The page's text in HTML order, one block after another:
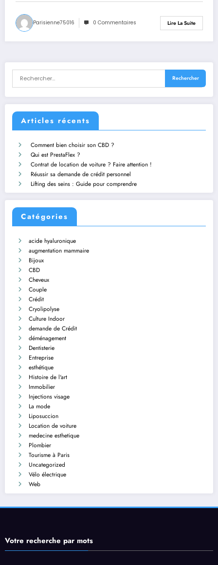
Parisienne75016 0 Commentaires Lire La Suite
Articles récents
Comment bien choisir son CBD ?
Qui est PrestaFlex ?
Contrat de location de voiture ? Faire attention !
Réussir sa demande de crédit personnel
Lifting des seins : Guide pour comprendre
Catégories
acide hyaluronique
augmentation mammaire
Bijoux
CBD
Cheveux
Couple
Crédit
Cryolipolyse
Culture Indoor
demande de Crédit
déménagement
Dentisterie
Entreprise
esthétique
Histoire de l'art
Immobilier
Injections visage
La mode
Liposuccion
Location de voiture
medecine esthetique
Plombier
Tourisme à Paris
Uncategorized
Vélo électrique
Web
Votre recherche par mots